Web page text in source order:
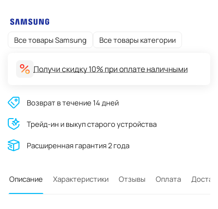
Все товары Samsung Все товары категории
Получи скидку 10% при оплате наличными
Возврат в течение 14 дней
Трейд-ин и выкуп старого устройства
Расширенная гарантия 2 года
Описание Характеристики Отзывы Оплата